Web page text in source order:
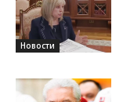
Новости